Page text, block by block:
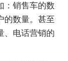
：销售车的数
的数量。甚至
、电话营销的